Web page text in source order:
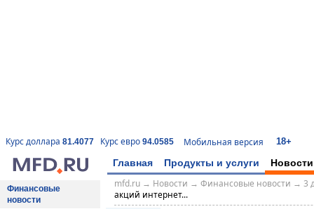
Курс доллара 81.4077 Курс евро 94.0585 Мобильная версия 18+
Главная Продукты и услуги Новости
Финансовые
новости
mfd.ru→ Новости → Финансовые новости → 3
акций интернет...